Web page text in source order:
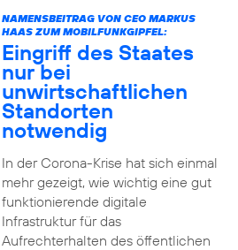
NAMENSBEITRAG VON CEO MARKUS
HAAS ZUM MOBILFUNKGIPFEL:
Eingriff des Staates
nur bei
unwirtschaftlichen
Standorten
notwendig
In der Corona-Krise hat sich einmal
mehr gezeigt, wie wichtig eine gut
funktionierende digitale
Infrastruktur für das
Aufrechterhalten des öffentlichen